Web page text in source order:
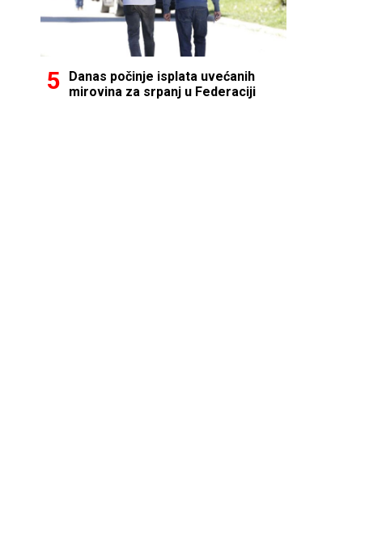
Danas počinje isplata uvećanih
mirovina za srpanj u Federaciji